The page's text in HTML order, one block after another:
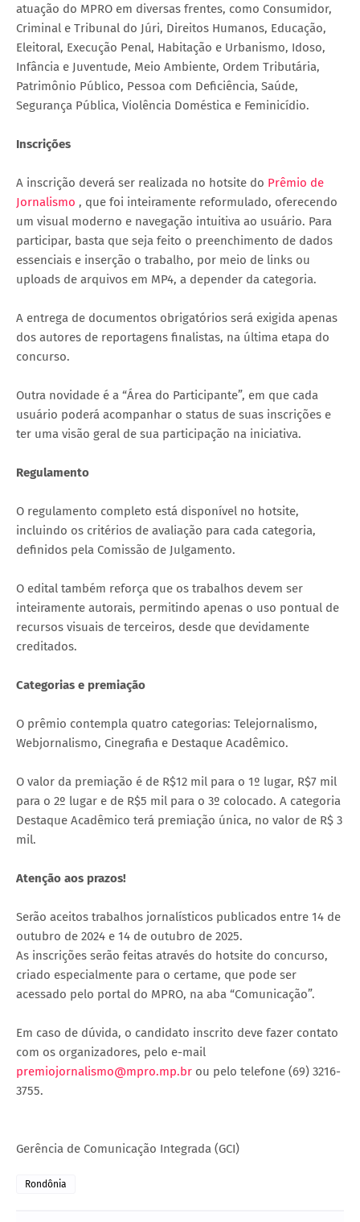
atuação do MPRO em diversas frentes, como Consumidor,
Criminal e Tribunal do Júri, Direitos Humanos, Educação,
Eleitoral, Execução Penal, Habitação e Urbanismo, Idoso,
Infância e Juventude, Meio Ambiente, Ordem Tributária,
Patrimônio Público, Pessoa com Deficiência, Saúde,
Segurança Pública, Violência Doméstica e Feminicídio.
Inscrições
A inscrição deverá ser realizada no hotsite do Prêmio de
Jornalismo , que foi inteiramente reformulado, oferecendo
um visual moderno e navegação intuitiva ao usuário. Para
participar, basta que seja feito o preenchimento de dados
essenciais e inserção o trabalho, por meio de links ou
uploads de arquivos em MP4, a depender da categoria.
A entrega de documentos obrigatórios será exigida apenas
dos autores de reportagens finalistas, na última etapa do
concurso.
Outra novidade é a “Área do Participante”, em que cada
usuário poderá acompanhar o status de suas inscrições e
ter uma visão geral de sua participação na iniciativa.
Regulamento
O regulamento completo está disponível no hotsite,
incluindo os critérios de avaliação para cada categoria,
definidos pela Comissão de Julgamento.
O edital também reforça que os trabalhos devem ser
inteiramente autorais, permitindo apenas o uso pontual de
recursos visuais de terceiros, desde que devidamente
creditados.
Categorias e premiação
O prêmio contempla quatro categorias: Telejornalismo,
Webjornalismo, Cinegrafia e Destaque Acadêmico.
O valor da premiação é de R$12 mil para o 1º lugar, R$7 mil
para o 2º lugar e de R$5 mil para o 3º colocado. A categoria
Destaque Acadêmico terá premiação única, no valor de R$ 3
mil.
Atenção aos prazos!
Serão aceitos trabalhos jornalísticos publicados entre 14 de
outubro de 2024 e 14 de outubro de 2025.
As inscrições serão feitas através do hotsite do concurso,
criado especialmente para o certame, que pode ser
acessado pelo portal do MPRO, na aba “Comunicação”.
Em caso de dúvida, o candidato inscrito deve fazer contato
com os organizadores, pelo e-mail
premiojornalismo@mpro.mp.br ou pelo telefone (69) 3216-
3755.
Gerência de Comunicação Integrada (GCI)
Rondônia